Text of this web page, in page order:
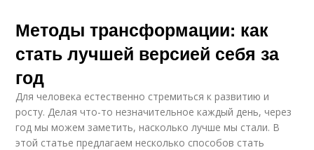
Методы трансформации: как
стать лучшей версией себя за
год
Для человека естественно стремиться к развитию и
росту. Делая что-то незначительное каждый день, через
год мы можем заметить, насколько лучше мы стали. В
этой статье предлагаем несколько способов стать